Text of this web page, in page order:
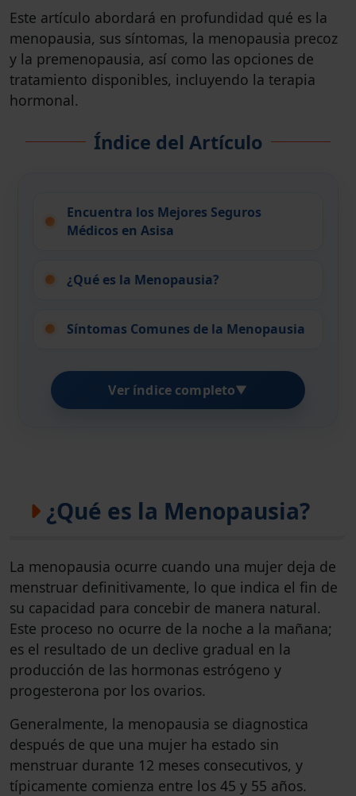
Este artículo abordará en profundidad qué es la
menopausia, sus síntomas, la menopausia precoz
y la premenopausia, así como las opciones de
tratamiento disponibles, incluyendo la terapia
hormonal.
Índice del Artículo
Encuentra los Mejores Seguros
Médicos en Asisa
¿Qué es la Menopausia?
Síntomas Comunes de la Menopausia
Ver índice completo▼
¿Qué es la Menopausia?
La menopausia ocurre cuando una mujer deja de
menstruar definitivamente, lo que indica el fin de
su capacidad para concebir de manera natural.
Este proceso no ocurre de la noche a la mañana;
es el resultado de un declive gradual en la
producción de las hormonas estrógeno y
progesterona por los ovarios.
Generalmente, la menopausia se diagnostica
después de que una mujer ha estado sin
menstruar durante 12 meses consecutivos, y
típicamente comienza entre los 45 y 55 años.